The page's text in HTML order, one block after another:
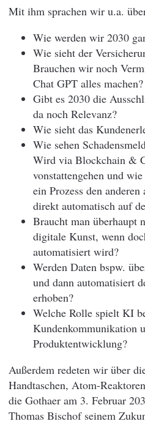
Mit ihm sprachen wir u.a.
Wie werden wir 2030
Wie sieht der
Brauchen wir noch
Chat GPT alles machen?
Gibt es 2030 die
da noch Relevanz?
Wie sieht das
Wie sehen
Wird via Blockchain &
vonstattengehen und
ein Prozess den
direkt automatisch auf
Braucht man überhaupt
digitale Kunst, wenn
automatisiert wird?
Werden Daten bspw.
und dann automatisiert
erhoben?
Welche Rolle spielt KI
Kundenkommunikation
Produktentwicklung?
Außerdem redeten wir über
Handtaschen, Atom-
die Gothaer am 3. Februar
Thomas Bischof seinem